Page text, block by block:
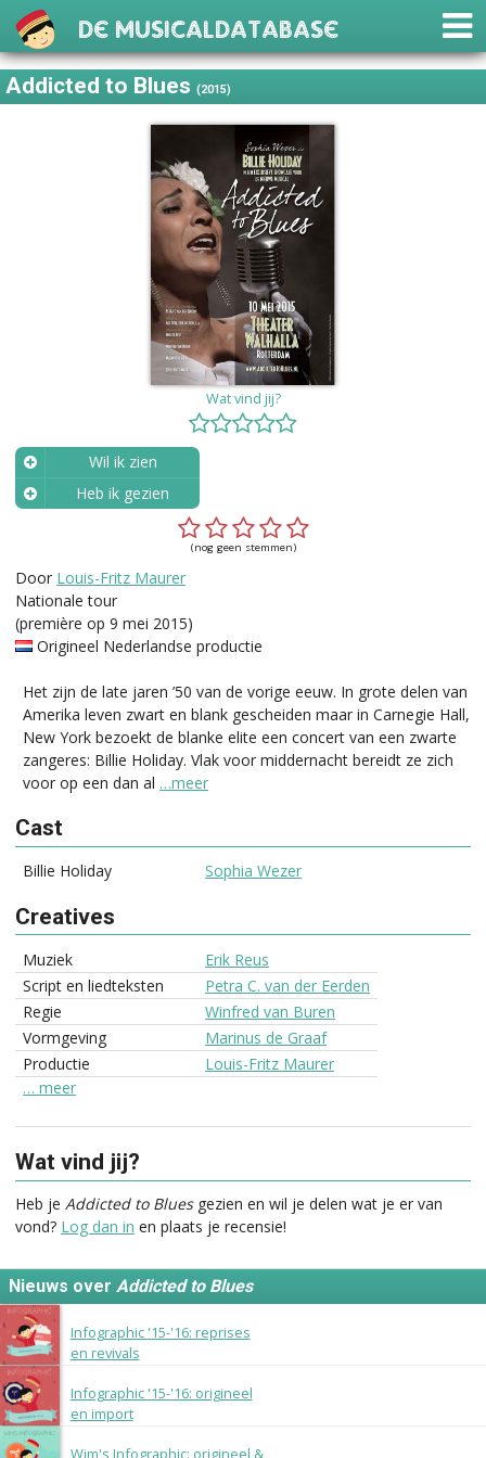
De Musicaldatabase
Addicted to Blues(2015)
Wat vind jij?
Wil ik zien
Heb ik gezien
(nog geen stemmen)
Door Louis-Fritz Maurer
Nationale tour
(première op 9 mei 2015)
Origineel Nederlandse productie
Het zijn de late jaren ’50 van de vorige eeuw. In grote delen van
Amerika leven zwart en blank gescheiden maar in Carnegie Hall,
New York bezoekt de blanke elite een concert van een zwarte
zangeres: Billie Holiday. Vlak voor middernacht bereidt ze zich
voor op een dan al …meer
Cast
Billie Holiday Sophia Wezer
Creatives
Muziek
Erik Reus
Script en liedteksten
Petra C. van der Eerden
Regie
Winfred van Buren
Vormgeving
Marinus de Graaf
Productie
Louis-Fritz Maurer
… meer
Wat vind jij?
Heb je Addicted to Bluesgezien en wil je delen wat je er van
vond? Log dan in en plaats je recensie!
Nieuws over Addicted to Blues
Infographic '15-'16: reprises
en revivals
Infographic '15-'16: origineel
en import
Wim's Infographic: origineel &